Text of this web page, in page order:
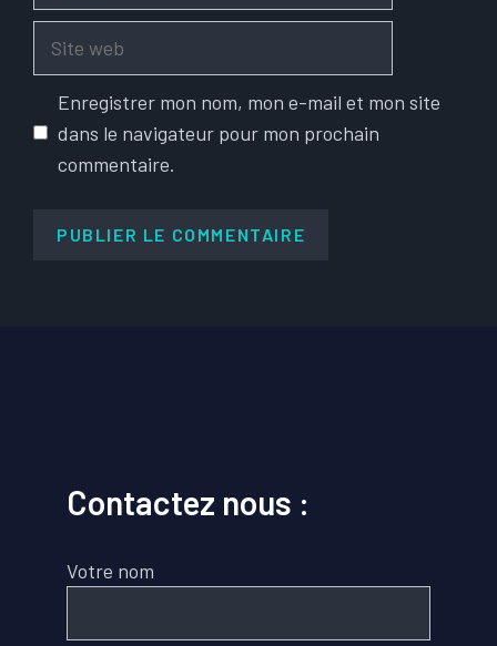
Enregistrer mon nom, mon e-mail et mon site
dans le navigateur pour mon prochain
commentaire.
Contactez nous :
Votre nom